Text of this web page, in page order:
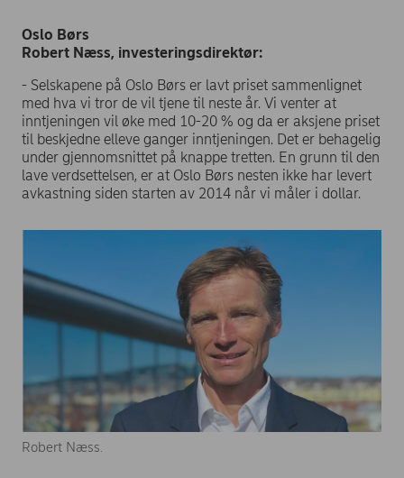
Oslo Børs
Robert Næss, investeringsdirektør:
- Selskapene på Oslo Børs er lavt priset sammenlignet
med hva vi tror de vil tjene til neste år. Vi venter at
inntjeningen vil øke med 10-20 % og da er aksjene priset
til beskjedne elleve ganger inntjeningen. Det er behagelig
under gjennomsnittet på knappe tretten. En grunn til den
lave verdsettelsen, er at Oslo Børs nesten ikke har levert
avkastning siden starten av 2014 når vi måler i dollar.
Robert Næss.